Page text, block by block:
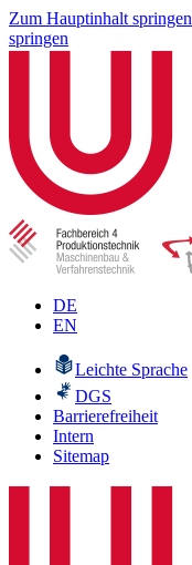
Zum Hauptinhalt springen
springen
DE
EN
Leichte Sprache
DGS
Barrierefreiheit
Intern
Sitemap